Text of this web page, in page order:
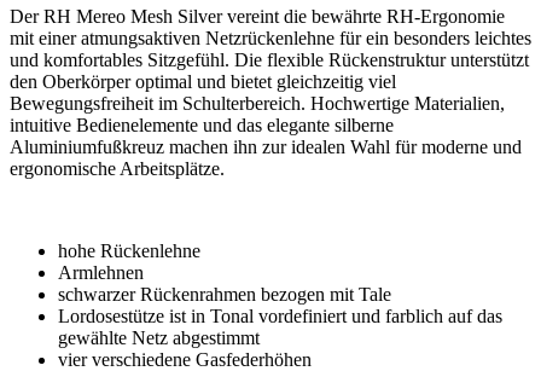
Der RH Mereo Mesh Silver vereint die bewährte RH-Ergonomie
mit einer atmungsaktiven Netzrückenlehne für ein besonders leichtes
und komfortables Sitzgefühl. Die flexible Rückenstruktur unterstützt
den Oberkörper optimal und bietet gleichzeitig viel
Bewegungsfreiheit im Schulterbereich. Hochwertige Materialien,
intuitive Bedienelemente und das elegante silberne
Aluminiumfußkreuz machen ihn zur idealen Wahl für moderne und
ergonomische Arbeitsplätze.
hohe Rückenlehne
Armlehnen
schwarzer Rückenrahmen bezogen mit Tale
Lordosestütze ist in Tonal vordefiniert und farblich auf das
gewählte Netz abgestimmt
vier verschiedene Gasfederhöhen